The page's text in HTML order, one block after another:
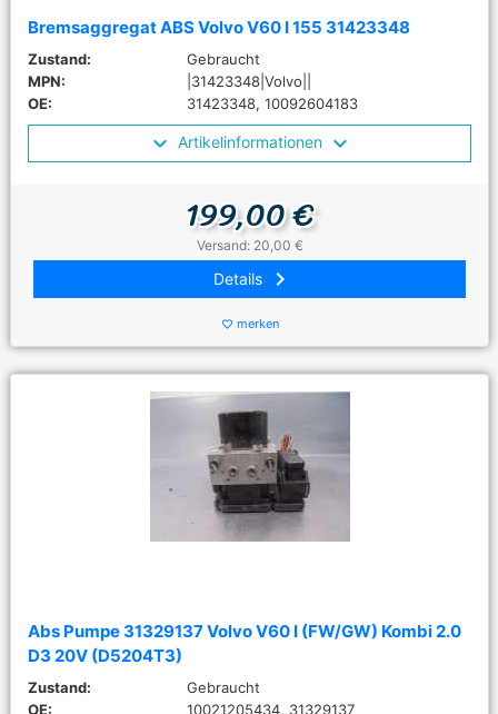
Bremsaggregat ABS Volvo V60 I 155 31423348
Zustand:
Gebraucht
MPN:
|31423348|Volvo||
OE:
31423348, 10092604183
Artikelinformationen
199,00 €
Versand: 20,00 €
Details keyboard_arrow_right
favorite_border merken
Abs Pumpe 31329137 Volvo V60 I (FW/GW) Kombi 2.0
D3 20V (D5204T3)
Zustand:
Gebraucht
OE:
10021205434, 31329137